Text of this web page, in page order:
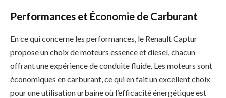
Performances et Économie de Carburant
En ce qui concerne les performances, le Renault Captur
propose un choix de moteurs essence et diesel, chacun
offrant une expérience de conduite fluide. Les moteurs sont
économiques en carburant, ce qui en fait un excellent choix
pour une utilisation urbaine où l’efficacité énergétique est